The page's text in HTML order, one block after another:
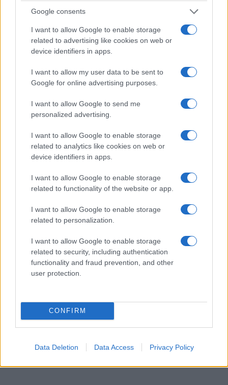
Google consents
I want to allow Google to enable storage
related to advertising like cookies on web or
device identifiers in apps.
I want to allow my user data to be sent to
Google for online advertising purposes.
I want to allow Google to send me
personalized advertising.
I want to allow Google to enable storage
related to analytics like cookies on web or
device identifiers in apps.
I want to allow Google to enable storage
related to functionality of the website or app.
I want to allow Google to enable storage
related to personalization.
I want to allow Google to enable storage
related to security, including authentication
functionality and fraud prevention, and other
user protection.
CONFIRM
Data Deletion Data Access Privacy Policy
dla nowego i3
Piotr Zajt Marcin Napieraj